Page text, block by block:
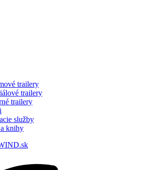
trailery
trailery
trailery
služby
knihy